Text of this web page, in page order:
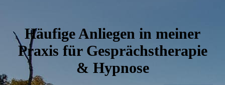
Häufige Anliegen in meiner
Praxis für Gesprächstherapie
& Hypnose